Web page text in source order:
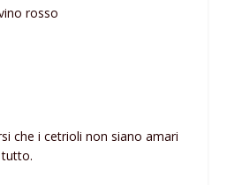
rosso
che i cetrioli non siano amari